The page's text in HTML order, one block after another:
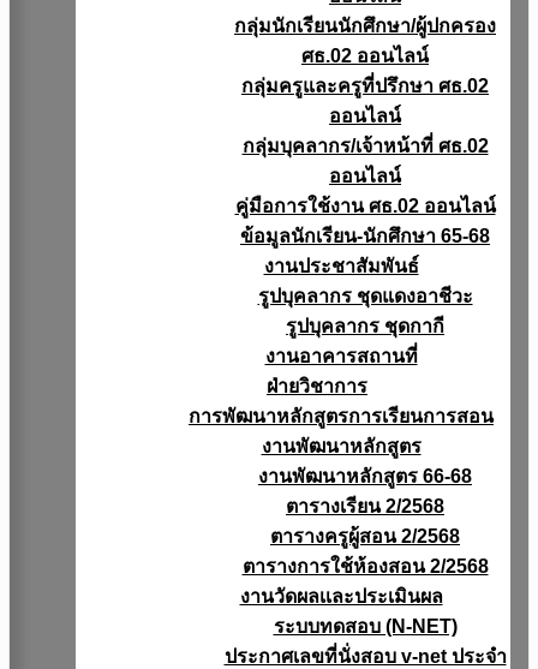
กลุ่มนักเรียนนักศึกษา/ผู้ปกครอง
ศธ.02 ออนไลน์
กลุ่มครูและครูที่ปรึกษา ศธ.02
ออนไลน์
กลุ่มบุคลากร/เจ้าหน้าที่ ศธ.02
ออนไลน์
คู่มือการใช้งาน ศธ.02 ออนไลน์
ข้อมูลนักเรียน-นักศึกษา 65-68
งานประชาสัมพันธ์
รูปบุคลากร ชุดแดงอาชีวะ
รูปบุคลากร ชุดกากี
งานอาคารสถานที่
ฝ่ายวิชาการ
การพัฒนาหลักสูตรการเรียนการสอน
งานพัฒนาหลักสูตร
งานพัฒนาหลักสูตร 66-68
ตารางเรียน 2/2568
ตารางครูผู้สอน 2/2568
ตารางการใช้ห้องสอน 2/2568
งานวัดผลเเละประเมินผล
ระบบทดสอบ (N-NET)
ประกาศเลขที่นั่งสอบ v-net ประจำ